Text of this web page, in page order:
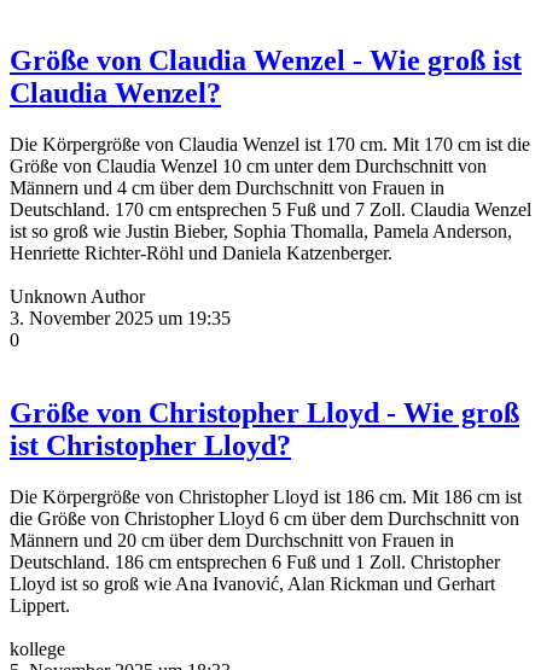
Größe von Claudia Wenzel - Wie groß ist
Claudia Wenzel?
Die Körpergröße von Claudia Wenzel ist 170 cm. Mit 170 cm ist die
Größe von Claudia Wenzel 10 cm unter dem Durchschnitt von
Männern und 4 cm über dem Durchschnitt von Frauen in
Deutschland. 170 cm entsprechen 5 Fuß und 7 Zoll. Claudia Wenzel
ist so groß wie Justin Bieber, Sophia Thomalla, Pamela Anderson,
Henriette Richter-Röhl und Daniela Katzenberger.
Unknown Author
3. November 2025 um 19:35
0
Größe von Christopher Lloyd - Wie groß
ist Christopher Lloyd?
Die Körpergröße von Christopher Lloyd ist 186 cm. Mit 186 cm ist
die Größe von Christopher Lloyd 6 cm über dem Durchschnitt von
Männern und 20 cm über dem Durchschnitt von Frauen in
Deutschland. 186 cm entsprechen 6 Fuß und 1 Zoll. Christopher
Lloyd ist so groß wie Ana Ivanović, Alan Rickman und Gerhart
Lippert.
kollege